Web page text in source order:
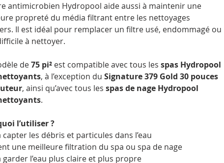
antimicrobien Hydropool aide aussi à maintenir une
propreté du média filtrant entre les nettoyages
Il est idéal pour remplacer un filtre usé, endommagé ou
à nettoyer.
de75 pi² est compatible avec tous les spas Hydropool
, à l’exception du Signature 379 Gold 30 pouces
, ainsi qu’avec tous les spas de nage Hydropool
.
l’utiliser ?
capter les débris et particules dans l’eau
une meilleure filtration du spa ou spa de nage
garder l’eau plus claire et plus propre